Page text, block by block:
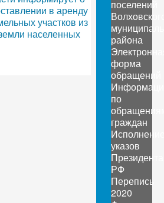
в аренду
участков из
населенных
поселений
района
форма
обращений
по
граждан
указов
Президента
РФ
Перепись
2020